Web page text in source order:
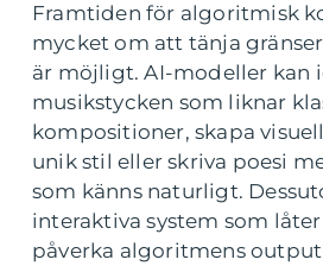
Framtiden för algoritmisk
mycket om att tänja
är möjligt. AI-modeller kan
musikstycken som liknar
kompositioner, skapa
unik stil eller skriva poesi
som känns naturligt.
interaktiva system som
påverka algoritmens